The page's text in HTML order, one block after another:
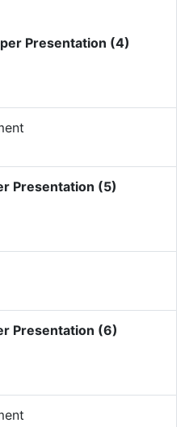
Presentation (4)
Presentation (5)
Presentation (6)